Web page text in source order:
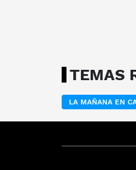
TEMAS
LA MAÑANA EN